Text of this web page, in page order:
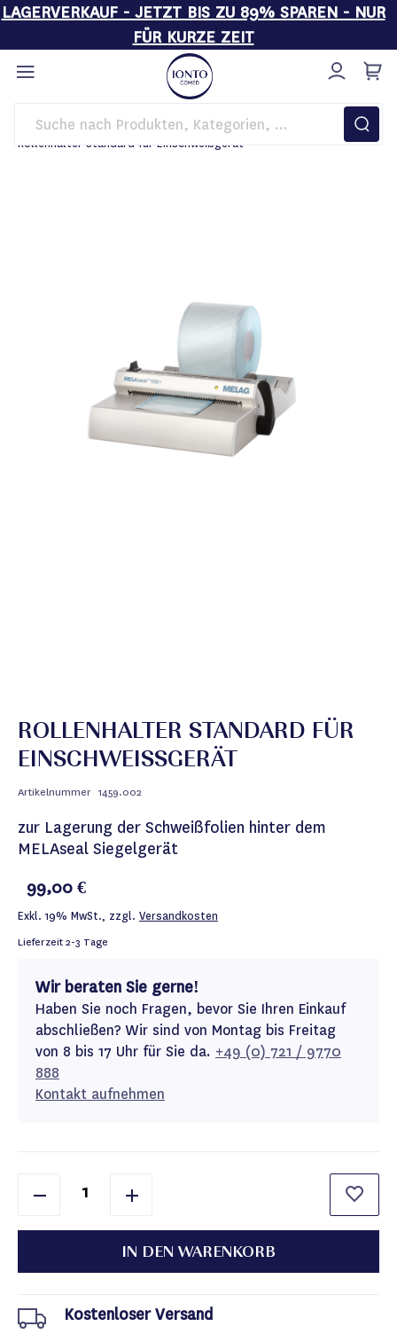
LAGERVERKAUF - JETZT BIS ZU 89% SPAREN - NUR
FÜR KURZE ZEIT
Direkt
zum
Inhalt
Startseite
Hygiene
Rollenhalter Standard für Einschweißgerät
ROLLENHALTER STANDARD FÜR
EINSCHWEISSGERÄT
Artikelnummer 1459.002
zur Lagerung der Schweißfolien hinter dem
MELAseal Siegelgerät
99,00 €
Exkl. 19% MwSt., zzgl. Versandkosten
Lieferzeit2-3 Tage
Wir beraten Sie gerne!
Haben Sie noch Fragen, bevor Sie Ihren Einkauf
abschließen? Wir sind von Montag bis Freitag
von 8 bis 17 Uhr für Sie da. +49 (0) 721 / 9770
888
Kontakt aufnehmen
IN DEN WARENKORB
Kostenloser Versand